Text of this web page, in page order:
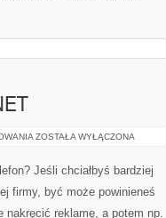
ZAKUP
INTERNET
ZOSTAŁA WYŁĄCZONA
Jeśli chciałbyś bardziej
firmy, być może powinieneś
nakręcić reklamę, a potem np.